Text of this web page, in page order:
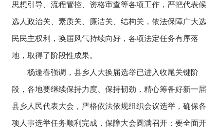
思想引导、流程管控、资格审查等各项工作，严把代表候
选人政治关、素质关、廉洁关、结构关，依法保障广大选
民民主权利，换届风气持续向好，各项法定任务有序落
地，取得了阶段性成果。
杨逢春强调，县乡人大换届选举已进入收尾关键阶
段，各地要继续保持力度、保持韧劲，精心筹备好新一届
县乡人民代表大会，严格依法依规组织会议选举，确保各
项人事选举任务顺利完成，保障大会圆满召开；要全面开